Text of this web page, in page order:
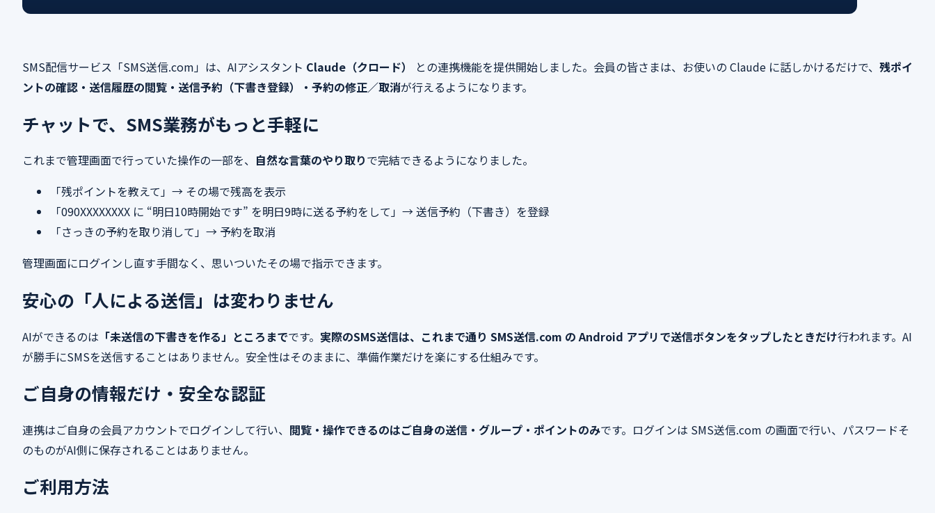
SMS配信サービス「SMS送信.com」は、AIアシスタント Claude（クロード） との連携機能を提供開始しました。会員の皆さまは、お使いの Claude に話しかけるだけで、 残ポイ
ントの確認・送信履歴の閲覧・送信予約（下書き登録）・予約の修正／取消が行えるようになります。
チャットで、SMS業務がもっと手軽に
これまで管理画面で行っていた操作の一部を、 自然な言葉のやり取りで完結できるようになりました。
「残ポイントを教えて」→ その場で残高を表示
「090XXXXXXXX に “明日10時開始です” を明日9時に送る予約をして」→ 送信予約（下書き）を登録
「さっきの予約を取り消して」→ 予約を取消
管理画面にログインし直す手間なく、思いついたその場で指示できます。
安心の「人による送信」は変わりません
AIができるのは 「未送信の下書きを作る」ところまでです。 実際のSMS送信は、これまで通り SMS送信.com の Android アプリで送信ボタンをタップしたときだけ行われます。AI
が勝手にSMSを送信することはありません。安全性はそのままに、準備作業だけを楽にする仕組みです。
ご自身の情報だけ・安全な認証
連携はご自身の会員アカウントでログインして行い、 閲覧・操作できるのはご自身の送信・グループ・ポイントのみです。ログインは SMS送信.com の画面で行い、パスワードそ
のものがAI側に保存されることはありません。
ご利用方法